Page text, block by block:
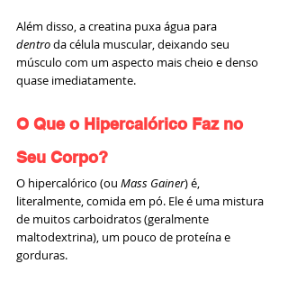
Além disso, a creatina puxa água para
dentro da célula muscular, deixando seu
músculo com um aspecto mais cheio e denso
quase imediatamente.
O Que o Hipercalórico Faz no
Seu Corpo?
O hipercalórico (ou Mass Gainer) é,
literalmente, comida em pó. Ele é uma mistura
de muitos carboidratos (geralmente
maltodextrina), um pouco de proteína e
gorduras.